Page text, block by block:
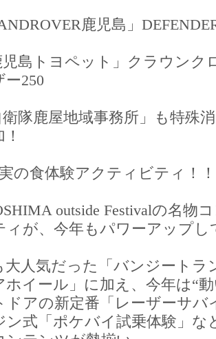
鹿児島」
児島トヨペット」クラウンク
ー250
衛隊鹿屋地域事務所」も特殊
の食体験アクティビティ！！
outside Festivalの名物
ィが、今年もパワーアップし
大人気だった「バンジートラ
ホイール」に加え、今年は“
ドアの新定番「レーザーサバ
ン式「ポケバイ試乗体験」な